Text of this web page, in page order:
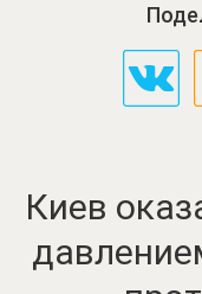
Киев